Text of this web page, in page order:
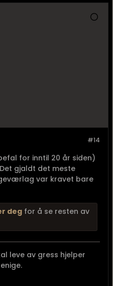
#14
for inntil 20 år siden)
gjaldt det meste
var kravet bare
deg for å se resten av
leve av gress hjelper